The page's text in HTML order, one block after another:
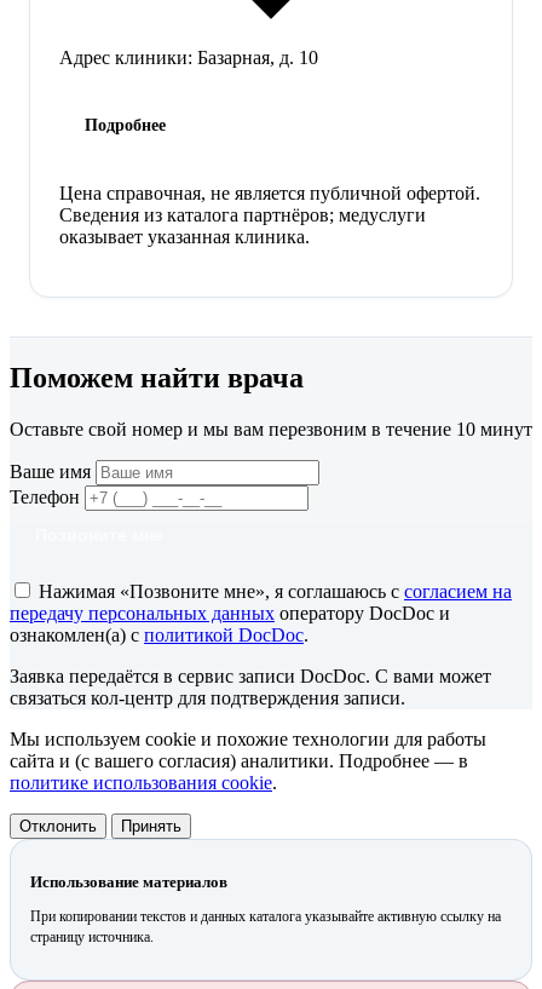
Адрес клиники: Базарная, д. 10
Подробнее
Цена справочная, не является публичной офертой.
Сведения из каталога партнёров; медуслуги
оказывает указанная клиника.
Поможем найти врача
Оставьте свой номер и мы вам перезвоним в течение 10 минут
Ваше имя
Телефон
Нажимая «Позвоните мне», я соглашаюсь с согласием на
передачу персональных данных оператору DocDoc и
ознакомлен(а) с политикой DocDoc.
Заявка передаётся в сервис записи DocDoc. С вами может
связаться кол-центр для подтверждения записи.
Мы используем cookie и похожие технологии для работы
сайта и (с вашего согласия) аналитики. Подробнее — в
политике использования cookie.
Отклонить Принять
Использование материалов
При копировании текстов и данных каталога указывайте активную ссылку на
страницу источника.